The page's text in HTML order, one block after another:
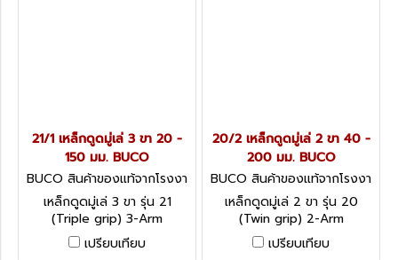
21/1 เหล็กดูดมู่เล่ 3 ขา 20 -
150 มม. BUCO
BUCO สินค้าของแท้จากโรงงา
นผู้ผลิต 21/1
เหล็กดูดมู่เล่ 3 ขา รุ่น 21
(Triple grip) 3-Arm
Mechanical Pullers
เปรียบเทียบ
20/2 เหล็กดูดมู่เล่ 2 ขา 40 -
200 มม. BUCO
BUCO สินค้าของแท้จากโรงงา
นผู้ผลิต 20/2
เหล็กดูดมู่เล่ 2 ขา รุ่น 20
(Twin grip) 2-Arm
Mechanical Pullers
เปรียบเทียบ